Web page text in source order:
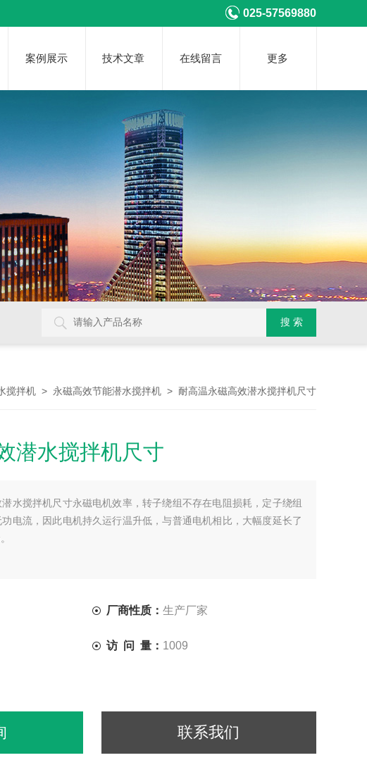
025-57569880
案例展示 技术文章 在线留言 更多
搅拌机 > 永磁高效节能潜水搅拌机 > 耐高温永磁高效潜水搅拌机尺寸
潜水搅拌机尺寸
水搅拌机尺寸永磁电机效率，转子绕组不存在电阻损耗，定子绕组
电流，因此电机持久运行温升低，与普通电机相比，大幅度延长了
厂商性质： 生产厂家
访 问 量： 1009
联系我们